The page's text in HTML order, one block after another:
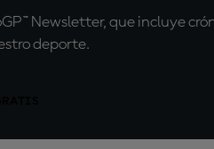
Newsletter, que incluye
deporte.